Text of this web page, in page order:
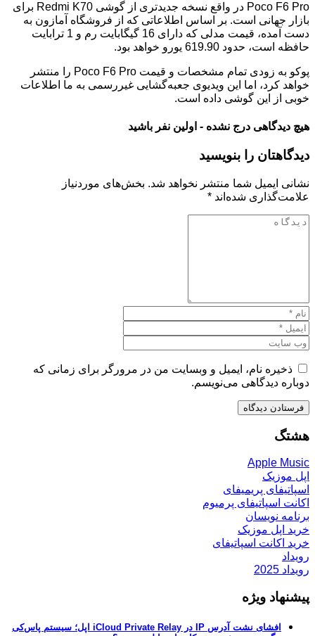
Poco F6 Pro در واقع نسخه جدیدتری از گوشی Redmi K70 برای
بازار جهانی است. بر اساس اطلاعاتی که از فروشگاه آمازون به
دست آمده، قیمت مدلی که دارای 16 گیگابایت رم و 1 ترابایت
حافظه است، حدود 619.90 یورو خواهد بود.
پوکو به زودی تمام مشخصات و قیمت Poco F6 Pro را منتشر
خواهد کرد، اما این ویدیوی جعبه‌گشایی غیررسمی به ما اطلاعات
خوبی از این گوشی داده است.
هیچ دیدگاهی درج نشده - اولین نفر باشید
دیدگاهتان را بنویسید
نشانی ایمیل شما منتشر نخواهد شد. بخش‌های موردنیاز
علامت‌گذاری شده‌اند *
ذخیره نام، ایمیل و وبسایت من در مرورگر برای زمانی که
دوباره دیدگاهی می‌نویسم.
هشتگ
Apple Music
اپل موزیک
اسپاتیفای پریمیفای
اکانت اسپاتیفای پرمیوم
برنامه نویسان
خرید اپل موزیک
خرید اکانت اسپاتیفای
رویداد
رویداد 2025
پیشنهاد ویژه
افشای نشت آدرس IP در iCloud Private Relay اپل؛ سیستم پاس‌کی